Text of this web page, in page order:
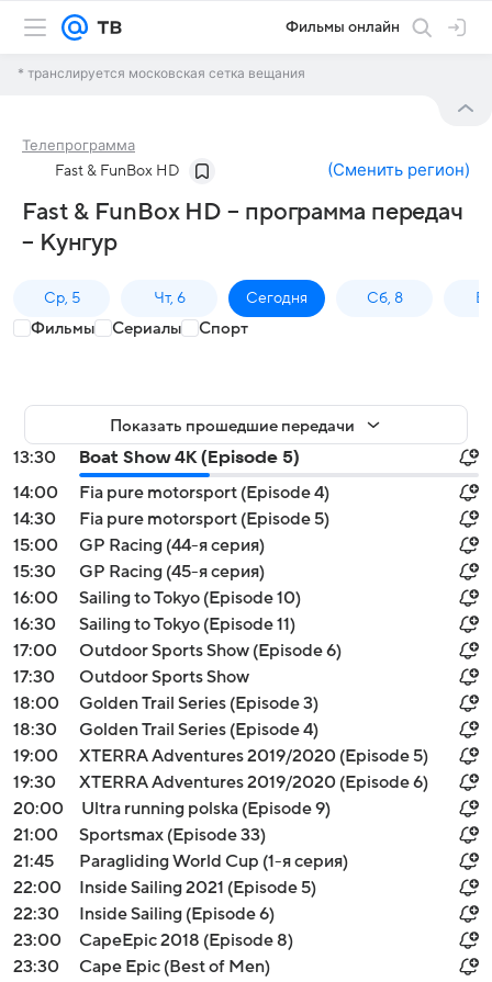
Фильмы онлайн
* транслируется московская сетка вещания
Телепрограмма
Fast & FunBox HD (Сменить регион)
Fast & FunBox HD – программа передач
– Кунгур
Ср, 5 Чт, 6 Сегодня Сб, 8
Фильмы Сериалы Спорт
Показать прошедшие передачи
13:30
Boat Show 4K (Episode 5)
14:00
Fia pure motorsport (Episode 4)
14:30
Fia pure motorsport (Episode 5)
15:00
GP Racing (44-я серия)
15:30
GP Racing (45-я серия)
16:00
Sailing to Tokyo (Episode 10)
16:30
Sailing to Tokyo (Episode 11)
17:00
Outdoor Sports Show (Episode 6)
17:30
Outdoor Sports Show
18:00
Golden Trail Series (Episode 3)
18:30
Golden Trail Series (Episode 4)
19:00
XTERRA Adventures 2019/2020 (Episode 5)
19:30
XTERRA Adventures 2019/2020 (Episode 6)
20:00
Ultra running polska (Episode 9)
21:00
Sportsmax (Episode 33)
21:45
Paragliding World Cup (1-я серия)
22:00
Inside Sailing 2021 (Episode 5)
22:30
Inside Sailing (Episode 6)
23:00
CapeEpic 2018 (Episode 8)
23:30
Cape Epic (Best of Men)